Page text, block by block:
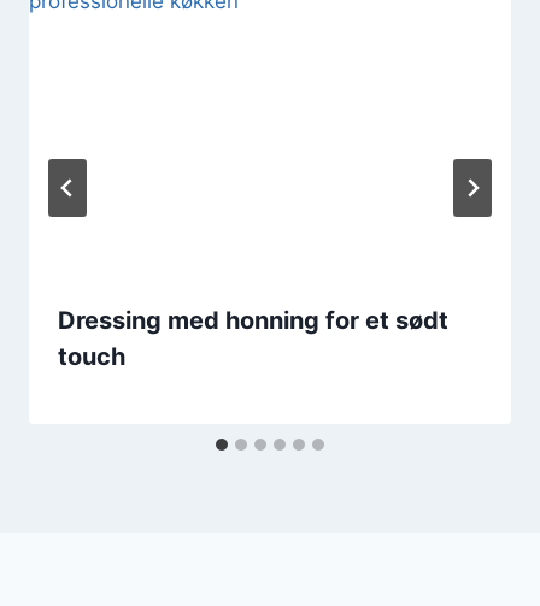
Dressing med honning for et sødt
touch